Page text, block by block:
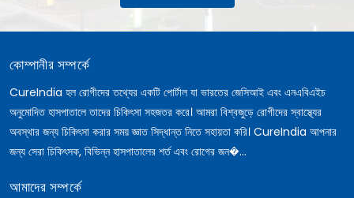
কোম্পানীর সম্পর্কে
CureIndia হল রোগীদের তথ্যের একটি পোর্টাল যা ভারতের জেসিআই এবং এনএবিএইচ
অনুমোদিত হাসপাতালে তাদের চিকিৎসা সহজতর করে। আমরা বিশ্বজুড়ে রোগীদের স্বাস্থ্যের
অবস্থার জন্য চিকিৎসা করার সময় জ্ঞাত সিদ্ধান্ত নিতে সহায়তা করি। CureIndia আপনার
জন্য সেরা চিকিৎসক, বিভিন্ন হাসপাতালের শর্ত এবং রোগের জন�...
আমাদের সম্পর্কে